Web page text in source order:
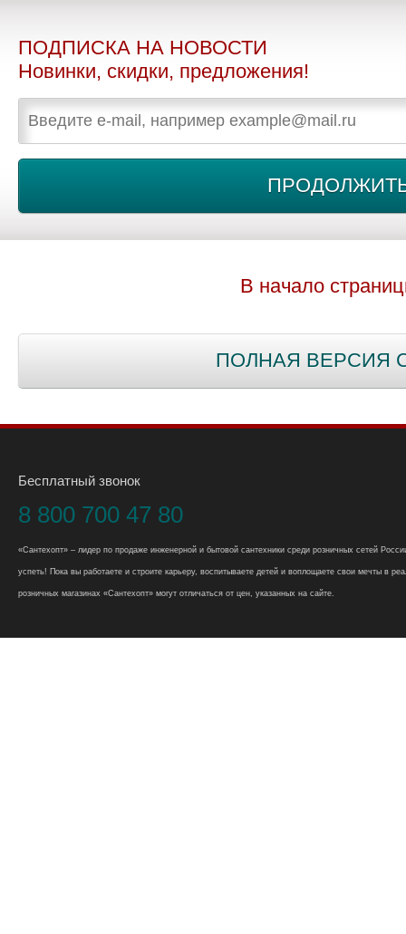
ПОДПИСКА НА НОВОСТИ
Новинки, скидки, предложения!
В начало
ПОЛНАЯ ВЕРСИЯ
Бесплатный звонок
8 800 700 47 80
«Сантехопт» – лидер по продаже инженерной и бытовой сантехники среди розничных сетей
успеть! Пока вы работаете и строите карьеру, воспитываете детей и воплощаете свои мечты в
розничных магазинах «Сантехопт» могут отличаться от цен, указанных на сайте.